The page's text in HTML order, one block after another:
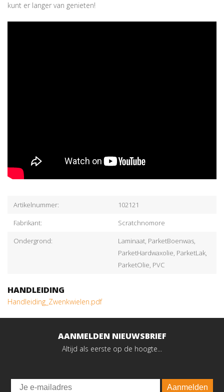
kunt er langer van genieten!
Artikelnummer:
102121
Fabrikant:
Scratchnomore
Ondergrond:
Laminaat, ParketBoenwas,
ParketHardwaxolie, ParketLak,
ParketOlie, PVC
HANDLEIDING
Handleiding_Zwenkwielen.pdf
AANMELDEN NIEUWSBRIEF
Altijd als eerste op de hoogte...
Email
Aanmelden